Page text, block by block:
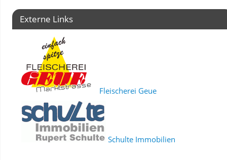
Externe Links
Fleischerei Geue
Schulte Immobilien